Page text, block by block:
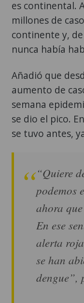
es continental.
millones de
continente y,
nunca había
Añadió que
aumento de
semana
se dio el pico.
se tuvo antes,
“Quiere
podemos
ahora
En ese
alerta
se han
dengue”,